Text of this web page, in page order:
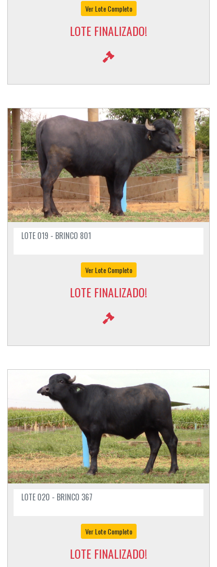
Ver Lote Completo
LOTE FINALIZADO!
LOTE 019 - BRINCO 801
Ver Lote Completo
LOTE FINALIZADO!
LOTE 020 - BRINCO 367
Ver Lote Completo
LOTE FINALIZADO!